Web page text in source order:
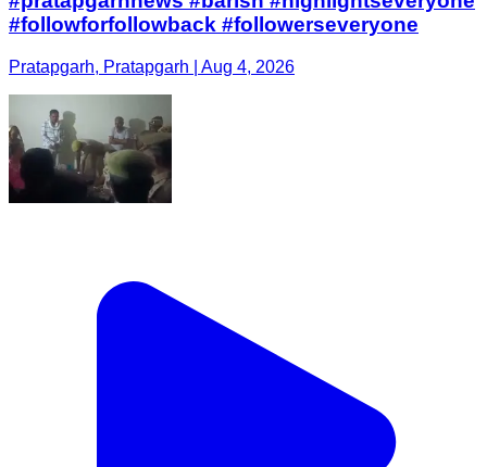
#followforfollowback #followerseveryone
Pratapgarh, Pratapgarh | Aug 4, 2026